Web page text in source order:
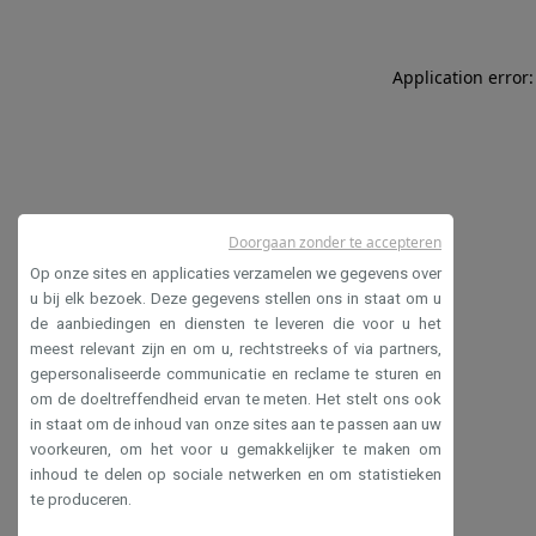
Application
Op onze sites en applicaties verzamelen we gegevens over
u bij elk bezoek. Deze gegevens stellen ons in staat om u
de aanbiedingen en diensten te leveren die voor u het
meest relevant zijn en om u, rechtstreeks of via partners,
gepersonaliseerde communicatie en reclame te sturen en
om de doeltreffendheid ervan te meten. Het stelt ons ook
in staat om de inhoud van onze sites aan te passen aan uw
voorkeuren, om het voor u gemakkelijker te maken om
inhoud te delen op sociale netwerken en om statistieken
te produceren.
Doorgaan zonder te accepteren